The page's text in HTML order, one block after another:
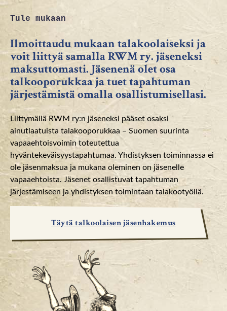
Tule mukaan
Ilmoittaudu mukaan talakoolaiseksi ja
voit liittyä samalla RWM ry. jäseneksi
maksuttomasti. Jäsenenä olet osa
talkooporukkaa ja tuet tapahtuman
järjestämistä omalla osallistumisellasi.
Liittymällä RWM ry:n jäseneksi pääset osaksi
ainutlaatuista talakooporukkaa – Suomen suurinta
vapaaehtoisvoimin toteutettua
hyväntekeväisyystapahtumaa. Yhdistyksen toiminnassa ei
ole jäsenmaksua ja mukana oleminen on jäsenelle
vapaaehtoista. Jäsenet osallistuvat tapahtuman
järjestämiseen ja yhdistyksen toimintaan talakootyöllä.
Täytä talkoolaisen jäsenhakemus